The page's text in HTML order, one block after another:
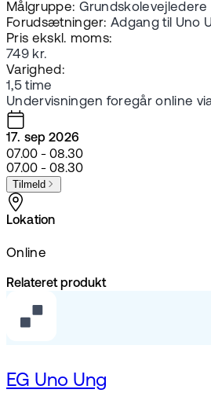
Målgruppe:
Forudsætninger: Adgang til Uno
Pris ekskl. moms:
749 kr.
Varighed:
1,5 time
Undervisningen foregår online
17. sep 2026
07.00 - 08.30
07.00 - 08.30
Tilmeld
Lokation
Online
Relateret produkt
EG Uno Ung